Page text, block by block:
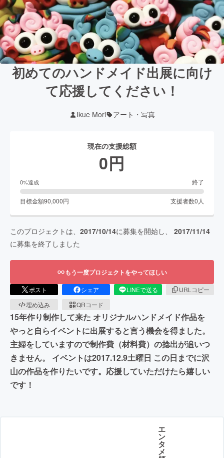
初めてのハンドメイド出展に向け
て応援してください！
Ikue Mori アート・写真
現在の支援総額
0円
0%達成 終了
目標金額90,000円 支援者数0 人
このプロジェクトは、 2017/10/14に募集を開始し、 2017/11/14
に募集を終了しました
もう一度プロジェクトをやってほしい
ポスト シェア LINEで送る
URLコピー
埋め込み
QRコード
15年作り制作して来た オリジナルハンドメイド作品を
やっと自らイベントに出展すると言う機会を得ました。
主婦をしていますので制作費（材料費）の捻出が追いつ
きません。 イベントは2017.12.9土曜日 この日までに沢
山の作品を作りたいです。応援していただけたら嬉しい
です！
エ
ン
タ
メ